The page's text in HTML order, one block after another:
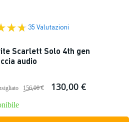
35 Valutazioni
Scarlett Solo 4th gen
audio
156,00 € 130,00 €